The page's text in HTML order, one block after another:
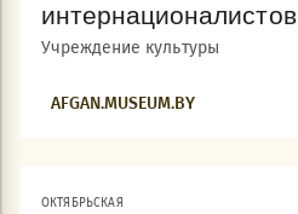
интернационалистов
Учреждение культуры
AFGAN.MUSEUM.BY
ОКТЯБРЬСКАЯ